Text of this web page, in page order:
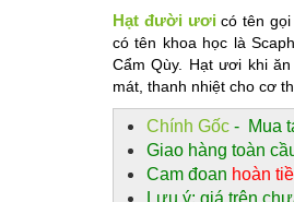
Hạt đười ươi có tên gọi
có tên khoa học là
Cẩm Qùy. Hạt ươi khi
mát, thanh nhiệt cho cơ
Chính Gốc - Mua
Giao hàng toàn
Cam đoan hoàn
Lưu ý: giá trên